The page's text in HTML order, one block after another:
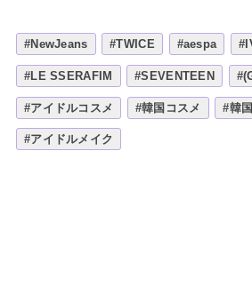
#NewJeans #TWICE #aespa
#LE SSERAFIM #SEVENTEEN
#アイドルコスメ #韓国コスメ #韓
#アイドルメイク